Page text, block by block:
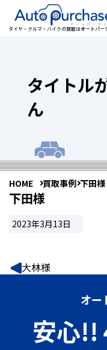
タイヤ・クルマ・バイクの買取はオートパー
タイトル
ん
HOME 買取事例 下田様
下田様
2023年3月13日
大林様
オー
安心!!